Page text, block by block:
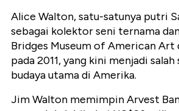
Alice Walton, satu-satunya putri
sebagai kolektor seni ternama
Bridges Museum of American Art
pada 2011, yang kini menjadi
budaya utama di Amerika.
Jim Walton memimpin Arvest